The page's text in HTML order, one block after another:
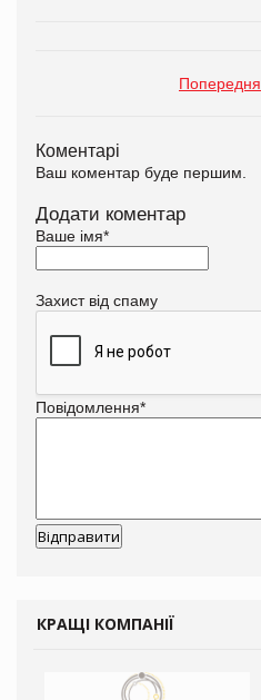
Попередня
Коментарі
Ваш коментар буде першим.
Додати коментар
Ваше імя*
Захист від спаму
Повідомлення*
КРАЩІ КОМПАНІЇ